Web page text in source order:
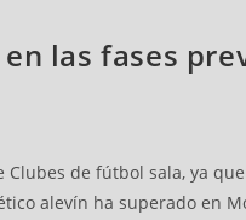
las fases
de fútbol sala, ya
alevín ha superado en